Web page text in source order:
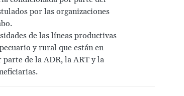
por las organizaciones
de las líneas productivas
y rural que están en
de la ADR, la ART y la